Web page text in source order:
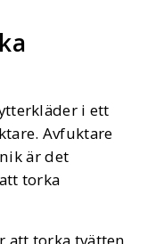
i ett
Avfuktare
är det
torka